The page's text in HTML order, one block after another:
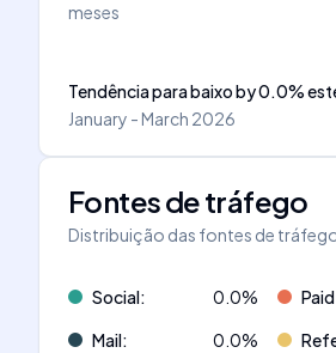
meses
Tendência para baixoby0.0%
January - March 2026
Fontes de tráfego
Distribuição das fontes de
Social: 0.0%
Mail: 0.0%